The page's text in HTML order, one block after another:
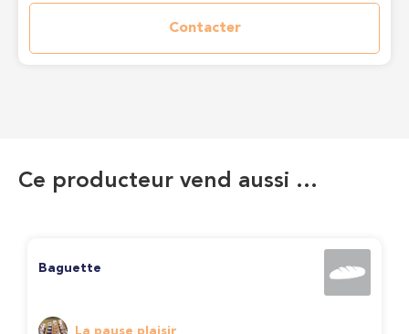
Contacter
Ce producteur vend aussi …
Baguette